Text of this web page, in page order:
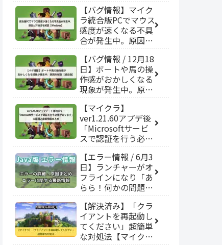
【バグ情報】マイク
ラ統合版PCでマウス
感度が速くなる不具
合が発生中。原因と
【Windows】
【バグ情報 / 12月18
日】ボートや馬の操
作感がおかしくなる
現象が発生中。原因
【マイクラ】
ver1.21.60アプデ後
「Microsoftサービ
スで認証を行う必要
されるエラーが発生
中。原因と対策/最
新情報まとめ【統合
版】
【エラー情報 / 6月3
日】ランチャーがオ
フラインになり「あ
らら！何かの問題に
を所有している
か…」と表示される
不具合が発生中。原
因と最新情報まとめ
【解決済み】「クラ
イアントを再起動し
てください」超簡単
な対処法【マイクラ